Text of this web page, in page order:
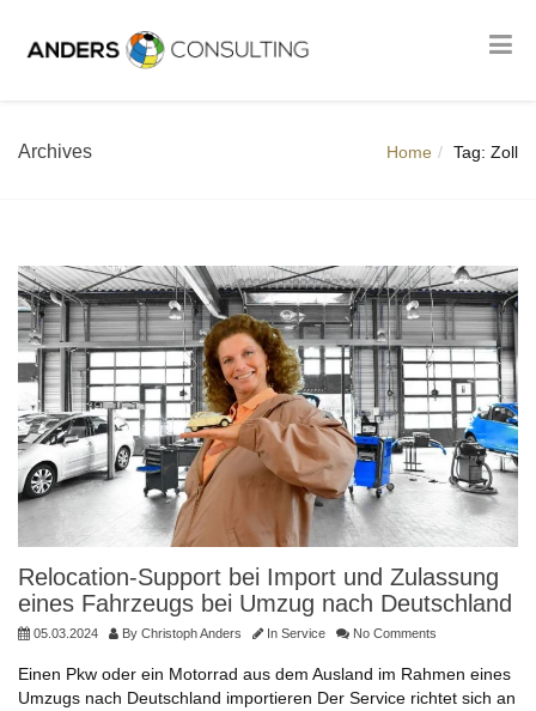
Archives Home Tag: Zoll
Relocation-Support bei Import und Zulassung
eines Fahrzeugs bei Umzug nach Deutschland
05.03.2024 By Christoph Anders In Service No Comments
Einen Pkw oder ein Motorrad aus dem Ausland im Rahmen eines
Umzugs nach Deutschland importieren Der Service richtet sich an